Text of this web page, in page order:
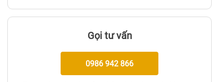
Gọi tư vấn
0986 942 866